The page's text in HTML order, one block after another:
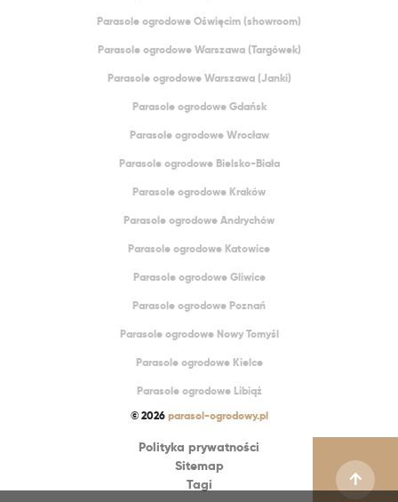
Parasole ogrodowe Oświęcim (showroom)
Parasole ogrodowe Warszawa (Targówek)
Parasole ogrodowe Warszawa (Janki)
Parasole ogrodowe Gdańsk
Parasole ogrodowe Wrocław
Parasole ogrodowe Bielsko-Biała
Parasole ogrodowe Kraków
Parasole ogrodowe Andrychów
Parasole ogrodowe Katowice
Parasole ogrodowe Gliwice
Parasole ogrodowe Poznań
Parasole ogrodowe Nowy Tomyśl
Parasole ogrodowe Kielce
Parasole ogrodowe Libiąż
© 2026 parasol-ogrodowy.pl
Polityka prywatności
Sitemap
Tagi